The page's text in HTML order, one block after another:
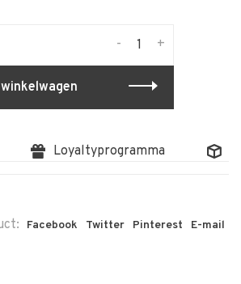
+
-
Loyaltyprogramma
Facebook Twitter Pinterest E-mail